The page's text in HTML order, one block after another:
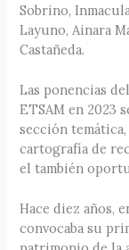
Sobrino,
Layuno, Ainara
Castañeda.
Las ponencias
ETSAM en 2023
sección
cartografía de
el también
Hace diez años,
convocaba su